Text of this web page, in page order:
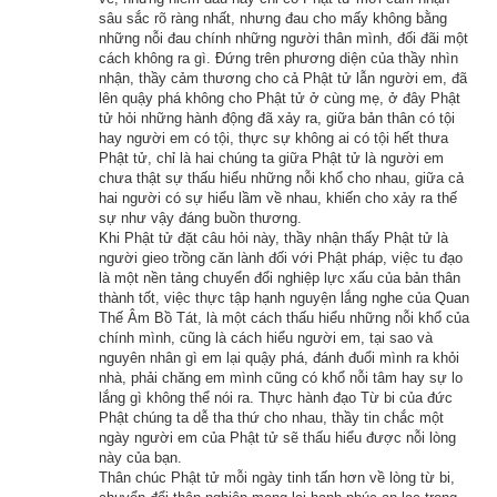
hoàng hậu và nói:
– Ái khanh của ta! Nàng nghĩ xem, nàng trang điểm thật là
xinh đẹp, mức sống phú quý mà nàng đang hưởng thật ít ai có
được. Nhờ ta mà nàng mới có một cuộc đời vinh quang như
thế, nàng thấy có đúng không? Ta là vua, nàng là hoàng hậu,
ta ăn thì ăn ngon, mặc thì mặc đẹp, nhà ở thì lộng lẫy, những
niềm phúc lạc ấy nàng đều được chia sẻ với ta, thế thì ái
khanh ơi, nàng phải thương yêu ta lắm mới phải!
– Đại vương, thiếp phải luôn luôn thương yêu và cảm tạ đại
vương. Nhưng phú quý thiếp được hưởng ngày hôm nay,
không phải là nhờ đại vương ban cho mà là nhờ phúc báo sẵn
có của thiếp. Giữa chúng ta chỉ có quan hệ vợ chồng, còn nói
tới phúc báo của người này hay người kia, thì phải nói là nhờ
nhân thiện do chính mỗi người gieo trồng chứ không ai ảnh
hưởng ai được cả!
sâu sắc rõ ràng nhất, nhưng đau cho mấy không bằng
những nỗi đau chính những người thân mình, đối đãi một
cách không ra gì. Đứng trên phương diện của thầy nhìn
nhận, thầy cảm thương cho cả Phật tử lẫn người em, đã
lên quậy phá không cho Phật tử ở cùng mẹ, ở đây Phật
tử hỏi những hành động đã xảy ra, giữa bản thân có tội
hay người em có tội, thực sự không ai có tội hết thưa
Phật tử, chỉ là hai chúng ta giữa Phật tử là người em
chưa thật sự thấu hiểu những nỗi khổ cho nhau, giữa cả
hai người có sự hiểu lầm về nhau, khiến cho xảy ra thế
sự như vậy đáng buồn thương.
Khi Phật tử đặt câu hỏi này, thầy nhận thấy Phật tử là
người gieo trồng căn lành đối với Phật pháp, việc tu đạo
là một nền tảng chuyển đổi nghiệp lực xấu của bản thân
thành tốt, việc thực tập hạnh nguyện lắng nghe của Quan
Thế Âm Bồ Tát, là một cách thấu hiểu những nỗi khổ của
chính mình, cũng là cách hiểu người em, tại sao và
nguyên nhân gì em lại quậy phá, đánh đuổi mình ra khỏi
nhà, phải chăng em mình cũng có khổ nỗi tâm hay sự lo
lắng gì không thể nói ra. Thực hành đạo Từ bi của đức
Phật chúng ta dễ tha thứ cho nhau, thầy tin chắc một
ngày người em của Phật tử sẽ thấu hiểu được nỗi lòng
này của bạn.
Thân chúc Phật tử mỗi ngày tinh tấn hơn về lòng từ bi,